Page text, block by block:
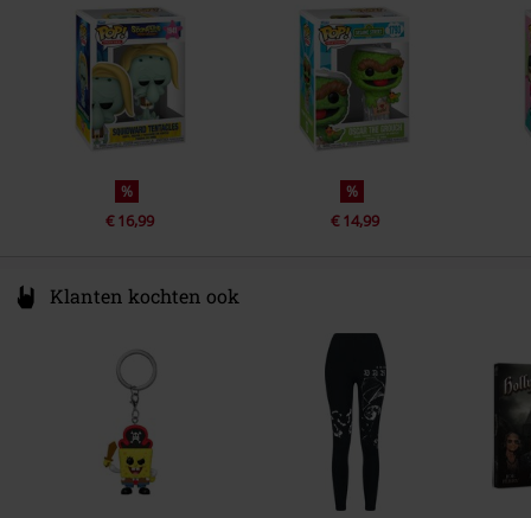
www.funko.com
%
€ 16,99
%
€ 14,99
Klanten kochten ook